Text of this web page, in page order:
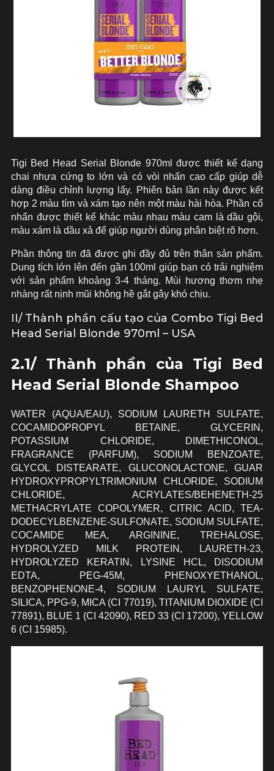
Tigi Bed Head Serial Blonde 970ml được thiết kế dạng
chai nhựa cứng to lớn và có vòi nhấn cao cấp giúp dễ
dàng điều chỉnh lượng lấy. Phiên bản lần này được kết
hợp 2 màu tím và xám tạo nên một màu hài hòa. Phần cổ
nhấn được thiết kế khác màu nhau màu cam là dầu gội,
màu xám là dầu xả để giúp người dùng phân biệt rõ hơn.
Phần thông tin đã được ghi đầy đủ trên thân sản phẩm.
Dung tích lớn lên đến gần 100ml giúp bạn có trải nghiệm
với sản phẩm khoảng 3-4 tháng. Mùi hương thơm nhẹ
nhàng rất nịnh mũi không hề gắt gây khó chịu.
II/ Thành phần cấu tạo của Combo Tigi Bed
Head Serial Blonde 970ml – USA
2.1/ Thành phần của Tigi Bed
Head Serial Blonde Shampoo
WATER (AQUA/EAU), SODIUM LAURETH SULFATE,
COCAMIDOPROPYL BETAINE, GLYCERIN,
POTASSIUM CHLORIDE, DIMETHICONOL,
FRAGRANCE (PARFUM), SODIUM BENZOATE,
GLYCOL DISTEARATE, GLUCONOLACTONE, GUAR
HYDROXYPROPYLTRIMONIUM CHLORIDE, SODIUM
CHLORIDE, ACRYLATES/BEHENETH-25
METHACRYLATE COPOLYMER, CITRIC ACID, TEA-
DODECYLBENZENE-SULFONATE, SODIUM SULFATE,
COCAMIDE MEA, ARGININE, TREHALOSE,
HYDROLYZED MILK PROTEIN, LAURETH-23,
HYDROLYZED KERATIN, LYSINE HCL, DISODIUM
EDTA, PEG-45M, PHENOXYETHANOL,
BENZOPHENONE-4, SODIUM LAURYL SULFATE,
SILICA, PPG-9, MICA (CI 77019), TITANIUM DIOXIDE (CI
77891), BLUE 1 (CI 42090), RED 33 (CI 17200), YELLOW
6 (CI 15985).